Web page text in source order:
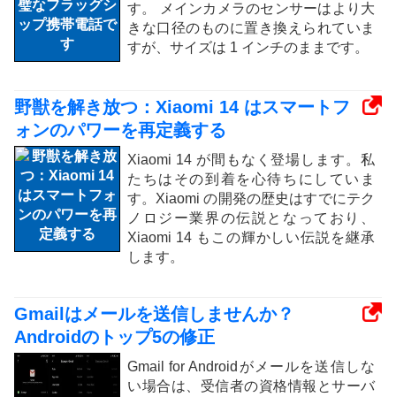
す。 メインカメラのセンサーはより大
きな口径のものに置き換えられていま
すが、サイズは 1 インチのままです。
野獣を解き放つ：Xiaomi 14 はスマートフ
ォンのパワーを再定義する
Xiaomi 14 が間もなく登場します。私
たちはその到着を心待ちにしていま
す。Xiaomi の開発の歴史はすでにテク
ノロジー業界の伝説となっており、
Xiaomi 14 もこの輝かしい伝説を継承
します。
Gmailはメールを送信しませんか？
Androidのトップ5の修正
Gmail for Androidがメールを送信しな
い場合は、受信者の資格情報とサーバ